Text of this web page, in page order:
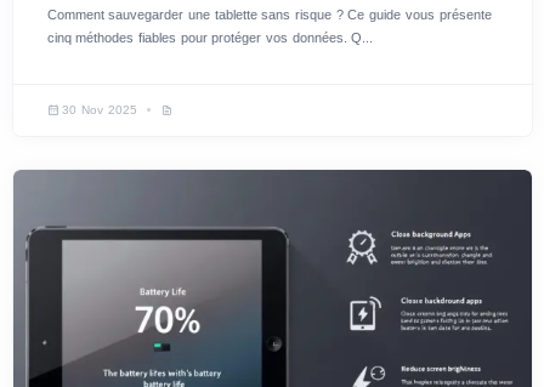
Comment sauvegarder une tablette sans risque ? Ce guide vous présente
cinq méthodes fiables pour protéger vos données. Q...
30 Nov 2025